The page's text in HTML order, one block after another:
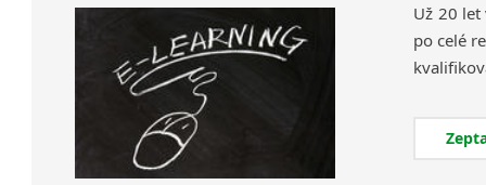
Už 20 let
po celé